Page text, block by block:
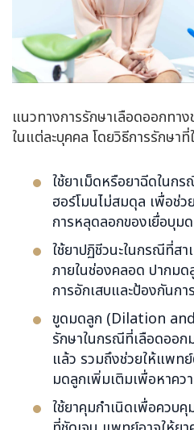
แนวทางการรักษาเลือดออกทา
ในแต่ละบุคคล โดยวิธีการรักษา
ใช้ยาเม็ดหรือยาฉีดในก
ฮอร์โมนไม่สมดุล เพื่อช่
การหลุดลอกของเยื่อบุม
ใช้ยาปฏิชีวนะในกรณีที่สา
ภายในช่องคลอด ปากม
การอักเสบและป้องกันกา
ขูดมดลูก (Dilation
รักษาในกรณีที่เลือดออก
แล้ว รวมถึงช่วยให้แพท
มดลูกเพิ่มเติมเพื่อหาค
ใช้ยาคุมกำเนิดเพื่อควบ